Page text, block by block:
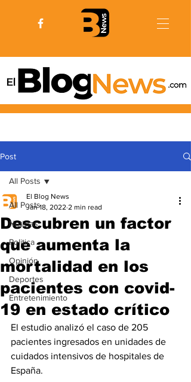
Post
All Posts
Noticias
Politica
Opinión
Deportes
Entretenimiento
All Posts
Descubren un factor
que aumenta la
mortalidad en los
pacientes con covid-
19 en estado crítico
El Blog News
Jan 18, 2022 2 min read
El estudio analizó el caso de 205
pacientes ingresados en unidades de
cuidados intensivos de hospitales de
España.